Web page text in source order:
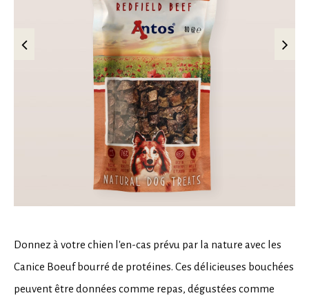
Donnez à votre chien l'en-cas prévu par la nature avec les
Canice Boeuf bourré de protéines. Ces délicieuses bouchées
peuvent être données comme repas, dégustées comme